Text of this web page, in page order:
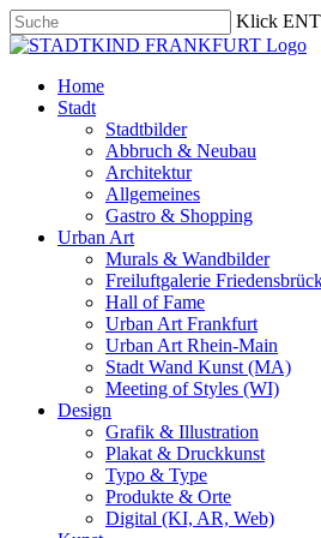
Skip
to
content
Klick
Close
search
Menu
Home
Stadt
Stadtbilder
Abbruch & Neubau
Architektur
Allgemeines
Gastro & Shopping
Urban Art
Murals & Wandbilder
Freiluftgalerie
Hall of Fame
Urban Art Frankfurt
Urban Art Rhein-Main
Stadt Wand Kunst (MA)
Meeting of Styles (WI)
Design
Grafik & Illustration
Plakat & Druckkunst
Typo & Type
Produkte & Orte
Digital (KI, AR, Web)